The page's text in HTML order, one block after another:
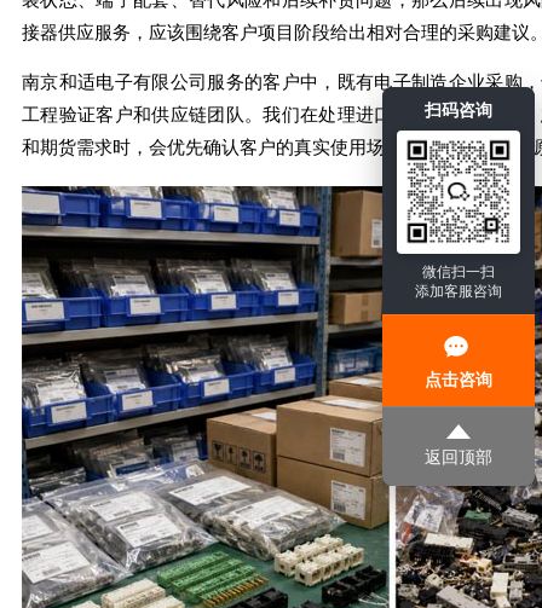
扫码咨询
微信扫一扫
添加客服咨询
点击咨询
返回顶部
接器供应服务，应该围绕客户项目阶段给出相对合理的采购建议
南京和适电子有限公司服务的客户中，既有电子制造企业采购
工程验证客户和供应链团队。我们在处理进口品牌连接器现货
和期货需求时，会优先确认客户的真实使用场景，再判断当前货